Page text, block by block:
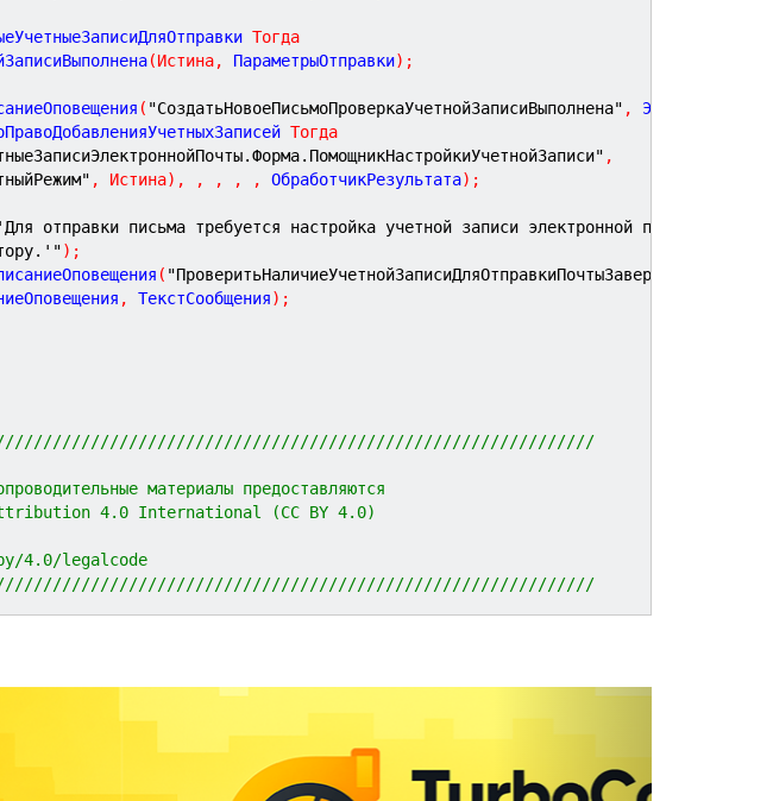
Тогда
(Истина, ПараметрыОтправки) ;
( "СоздатьНовоеПисьмоПроверкаУчетнойЗаписиВыполнена" , ЭтотОбъект
Тогда
,
, Истина) , , , , , ОбработчикРезультата) ;
отправки письма требуется настройка учетной записи электронной почты.
) ;
( "ПроверитьНаличиеУчетнойЗаписиДляОтправкиПочтыЗавершение"
, ТекстСообщения) ;
материалы предоставляются
Attribution 4.0 International (CC BY 4.0)
4.0/legalcode